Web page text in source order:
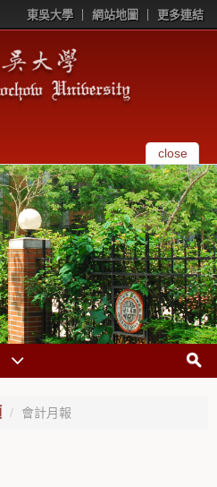
東吳大學 網站地圖 更多連結
close
會計月報